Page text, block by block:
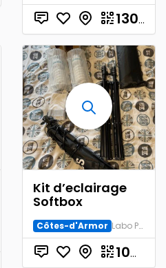
130.00
Kit d’eclairage
Softbox
Côtes-d'Armor Labo Photo et Studio
100.00